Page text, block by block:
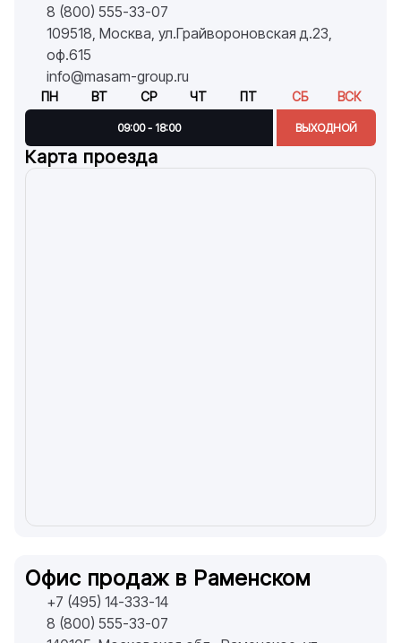
8 (800) 555-33-07
109518, Москва, ул.Грайвороновская д.23,
оф.615
info@masam-group.ru
ПН ВТ СР ЧТ ПТ
09:00 - 18:00
СБ ВСК
ВЫХОДНОЙ
Карта проезда
Офис продаж в Раменском
+7 (495) 14-333-14
8 (800) 555-33-07